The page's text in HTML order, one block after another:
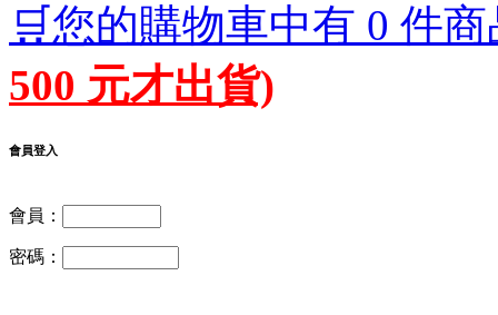
🛒您的購物車中有 0 件
500 元才出貨)
會員登入
會員：
密碼：